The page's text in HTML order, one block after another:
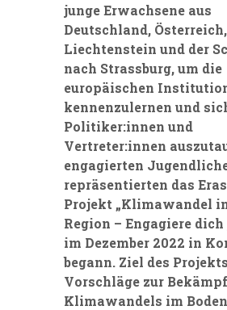
junge Erwachsene aus
Deutschland, Österreich,
Liechtenstein und der
nach Strassburg, um die
europäischen
kennenzulernen und
Politiker:innen und
Vertreter:innen
engagierten
repräsentierten das
Projekt „Klimawandel
Region – Engagiere dich
im Dezember 2022 in
begann. Ziel des
Vorschläge zur
Klimawandels im